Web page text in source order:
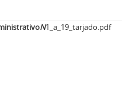
N1_a_19_tarjado.pdf